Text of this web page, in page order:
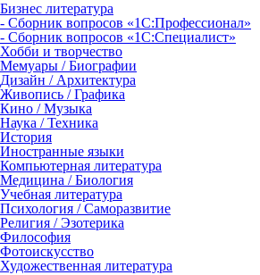
Бизнес литература
- Сборник вопросов «1С:Профессионал»
- Сборник вопросов «1С:Специалист»
Хобби и творчество
Мемуары / Биографии
Дизайн / Архитектура
Живопись / Графика
Кино / Музыка
Наука / Техника
История
Иностранные языки
Компьютерная литература
Медицина / Биология
Учебная литература
Психология / Саморазвитие
Религия / Эзотерика
Философия
Фотоискусство
Художественная литература